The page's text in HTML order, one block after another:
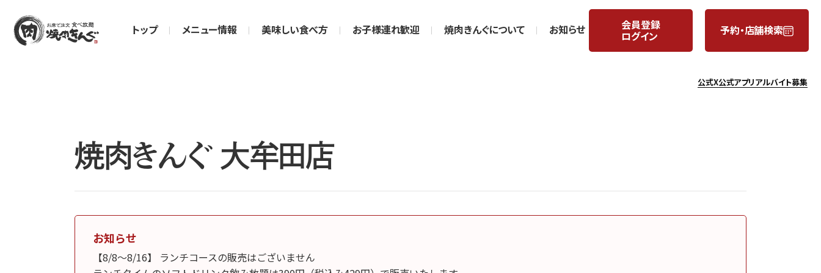
会員登録
ログイン 予約・店舗検索
トップ メニュー情報 美味しい食べ方 お子様連れ歓迎 焼肉きんぐについて お知らせ
公式X公式アプリアルバイト募集
焼肉きんぐ 大牟田店
お知らせ
【8/8～8/16】 ランチコースの販売はございません